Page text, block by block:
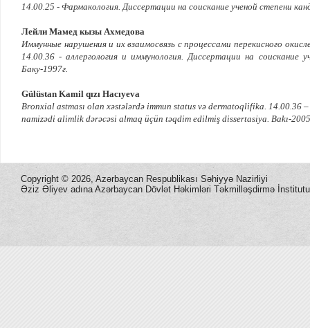
14.00.25 - Фармакология. Диссертации на соискание ученой степени
Лейли Мамед кызы Ахмедова
Иммунные нарушения и их взаимосвязь с процессами перекисного
14.00.36 - аллергология и иммунология. Диссертации на соискание
Баку-1997г.
Gülüstan Kamil qızı Hacıyeva
Bronxial astması olan xəstələrdə immun status və dermatoqlifika.
namizədi alimlik dərəcəsi almaq üçün təqdim edilmiş dissertasiya. Bakı-
Copyright © 2026, Azərbaycan Respublikası Səhiyyə Nazirliyi
Əziz Əliyev adına Azərbaycan Dövlət Həkimləri Təkmilləşdirmə İnstitutu